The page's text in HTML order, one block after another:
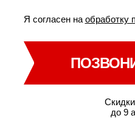
Я согласен на обработку
до 9